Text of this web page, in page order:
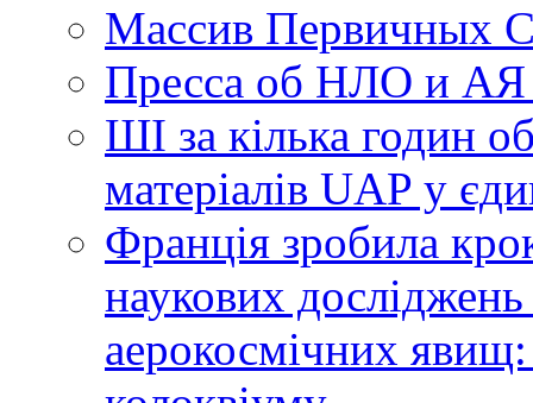
Массив Первичных
Пресса об НЛО и
ШІ за кілька годин
матеріалів UAP у
Франція зробила
наукових
аерокосмічних